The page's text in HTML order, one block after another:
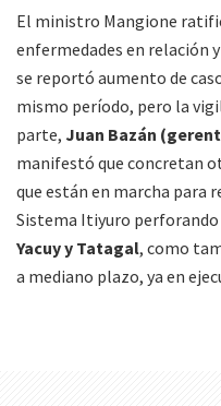
El ministro Mangione
enfermedades en relación
se reportó aumento de
mismo período, pero la
parte, Juan Bazán
manifestó que concretan
que están en marcha para
Sistema Itiyuro
Yacuy y Tatagal, como
a mediano plazo, ya en